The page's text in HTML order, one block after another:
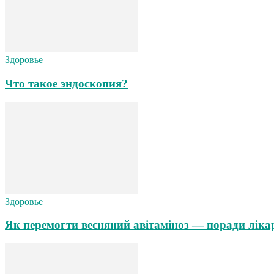
Здоровье
Что такое эндоскопия?
Здоровье
Як перемогти весняний авітаміноз — поради